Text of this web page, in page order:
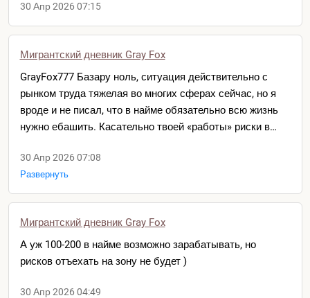
30 Апр 2026 07:15
Мигрантский дневник Gray Fox
GrayFox777 Базару ноль, ситуация действительно с
рынком труда тяжелая во многих сферах сейчас, но я
вроде и не писал, что в найме обязательно всю жизнь
нужно ебашить. Касательно твоей «работы» риски в…
30 Апр 2026 07:08
Развернуть
Мигрантский дневник Gray Fox
А уж 100-200 в найме возможно зарабатывать, но
рисков отъехать на зону не будет )
30 Апр 2026 04:49